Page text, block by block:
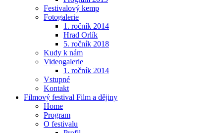
Festivalový kemp
Fotogalerie
1. ročník 2014
Hrad Orlík
5. ročník 2018
Kudy k nám
Videogalerie
1. ročník 2014
Vstupné
Kontakt
Filmový festival Film a dějiny
Home
Program
O festivalu